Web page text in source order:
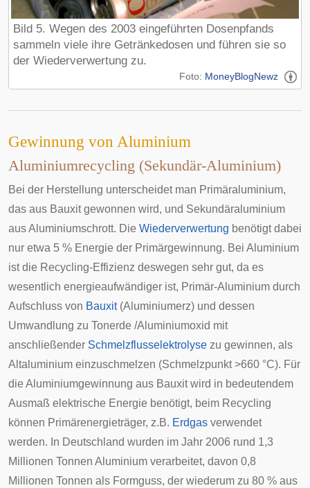
Bild 5. Wegen des 2003 eingeführten Dosenpfands
sammeln viele ihre Getränkedosen und führen sie so
der Wiederverwertung zu.
Foto: MoneyBlogNewz
Gewinnung von Aluminium
Aluminiumrecycling (Sekundär-Aluminium)
Bei der Herstellung unterscheidet man Primäraluminium,
das aus Bauxit gewonnen wird, und Sekundäraluminium
aus Aluminiumschrott. Die Wiederverwertung benötigt dabei
nur etwa 5 % Energie der Primärgewinnung. Bei Aluminium
ist die Recycling-Effizienz deswegen sehr gut, da es
wesentlich energieaufwändiger ist, Primär-Aluminium durch
Aufschluss von Bauxit(Aluminiumerz) und dessen
Umwandlung zu Tonerde /Aluminiumoxid mit
anschließender Schmelzflusselektrolyse zu gewinnen, als
Altaluminium einzuschmelzen (Schmelzpunkt >660 °C). Für
die Aluminiumgewinnung aus Bauxit wird in bedeutendem
Ausmaß elektrische Energie benötigt, beim Recycling
können Primärenergieträger, z.B. Erdgas verwendet
werden. In Deutschland wurden im Jahr 2006 rund 1,3
Millionen Tonnen Aluminium verarbeitet, davon 0,8
Millionen Tonnen als Formguss, der wiederum zu 80 % aus